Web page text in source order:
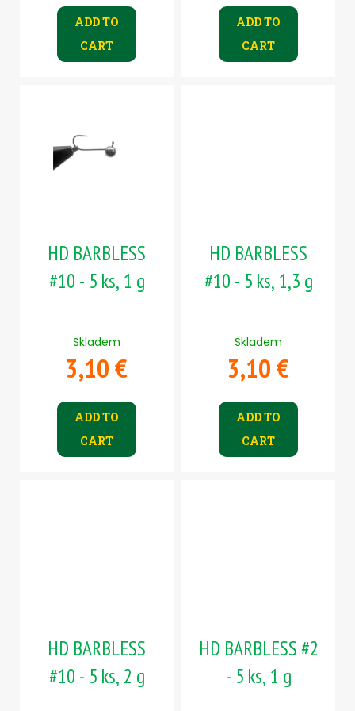
ADD TO
CART
ADD TO
CART
HD BARBLESS
#10 - 5 ks, 1 g
Skladem
3,10 €
ADD TO
CART
HD BARBLESS
#10 - 5 ks, 1,3 g
Skladem
3,10 €
ADD TO
CART
HD BARBLESS
#10 - 5 ks, 2 g
HD BARBLESS #2
- 5 ks, 1 g